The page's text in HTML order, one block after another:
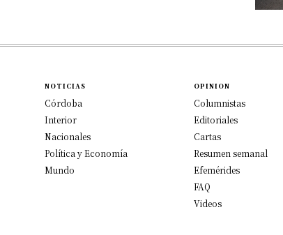
NOTICIAS
Córdoba
Interior
Nacionales
Política y Economía
Mundo
OPINION
Columnistas
Editoriales
Cartas
Resumen semanal
Efemérides
FAQ
Videos